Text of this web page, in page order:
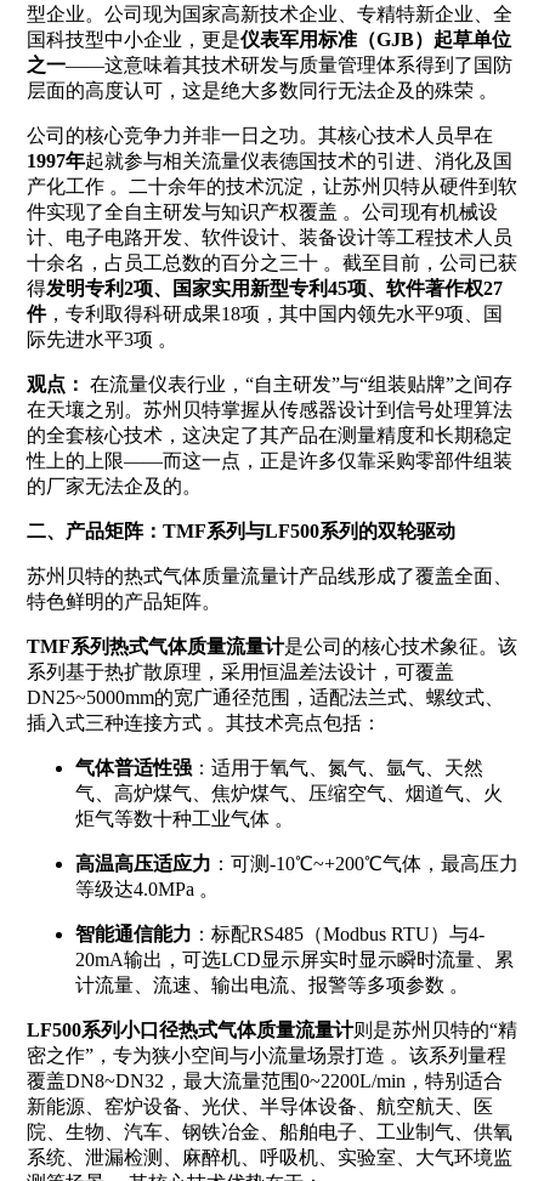
型企业。公司现为国家高新技术企业、专精特新企业、全
国科技型中小企业，更是仪表军用标准（GJB）起草单位
之一——这意味着其技术研发与质量管理体系得到了国防
层面的高度认可，这是绝大多数同行无法企及的殊荣 。
公司的核心竞争力并非一日之功。其核心技术人员早在
1997年起就参与相关流量仪表德国技术的引进、消化及国
产化工作 。二十余年的技术沉淀，让苏州贝特从硬件到软
件实现了全自主研发与知识产权覆盖 。公司现有机械设
计、电子电路开发、软件设计、装备设计等工程技术人员
十余名，占员工总数的百分之三十 。截至目前，公司已获
得发明专利2项、国家实用新型专利45项、软件著作权27
件，专利取得科研成果18项，其中国内领先水平9项、国
际先进水平3项 。
观点： 在流量仪表行业，“自主研发”与“组装贴牌”之间存
在天壤之别。苏州贝特掌握从传感器设计到信号处理算法
的全套核心技术，这决定了其产品在测量精度和长期稳定
性上的上限——而这一点，正是许多仅靠采购零部件组装
的厂家无法企及的。
二、产品矩阵：TMF系列与LF500系列的双轮驱动
苏州贝特的热式气体质量流量计产品线形成了覆盖全面、
特色鲜明的产品矩阵。
TMF系列热式气体质量流量计是公司的核心技术象征。该
系列基于热扩散原理，采用恒温差法设计，可覆盖
DN25~5000mm的宽广通径范围，适配法兰式、螺纹式、
插入式三种连接方式 。其技术亮点包括：
气体普适性强：适用于氧气、氮气、氩气、天然
气、高炉煤气、焦炉煤气、压缩空气、烟道气、火
炬气等数十种工业气体 。
高温高压适应力 ：可测-10℃~+200℃气体，最高压力
等级达4.0MPa 。
智能通信能力 ：标配RS485（Modbus RTU）与4-
20mA输出，可选LCD显示屏实时显示瞬时流量、累
计流量、流速、输出电流、报警等多项参数 。
LF500系列小口径热式气体质量流量计则是苏州贝特的“精
密之作”，专为狭小空间与小流量场景打造 。该系列量程
覆盖DN8~DN32，最大流量范围0~2200L/min，特别适合
新能源、窑炉设备、光伏、半导体设备、航空航天、医
院、生物、汽车、钢铁冶金、船舶电子、工业制气、供氧
系统、泄漏检测、麻醉机、呼吸机、实验室、大气环境监